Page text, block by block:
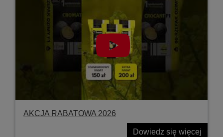
AKCJA RABATOWA 2026
Dowiedz się więcej